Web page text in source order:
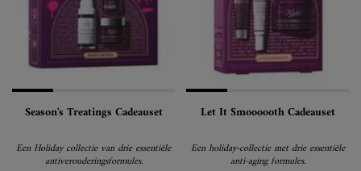
Season's Treatings Cadeauset
Een Holiday collectie van drie essentiële
antiverouderingsformules.
Let It Smoooooth Cadeauset
Een holiday-collectie met drie essentiële
anti-aging formules.